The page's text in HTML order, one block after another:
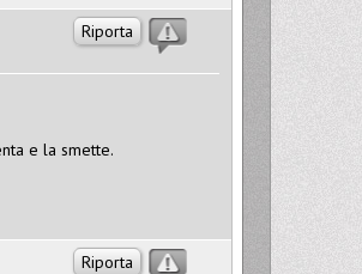
Riporta
e la smette.
Riporta